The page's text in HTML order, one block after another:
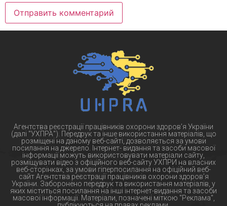
Агентства реєстрації працівників охорони здоров’я України
(далі "УХПРА"). Передрук та інше використання матеріалів, що
розміщені на даному веб-сайті, дозволяється за умови
посилання на джерело. Інтернет- видання та засоби масової
інформації можуть використовувати матеріали сайту,
розміщувати відео з офіційного веб-сайту УХПРИ на власних
веб-сторінках, за умови гіперпосилання на офіційний веб-
сайт Агентства реєстрації працівників охорони здоров’я
України. Заборонено передрук та використання матеріалів, у
яких міститься посилання на інші інтернет-видання та засоби
масової інформації. Матеріали, позначені міткою "Реклама",